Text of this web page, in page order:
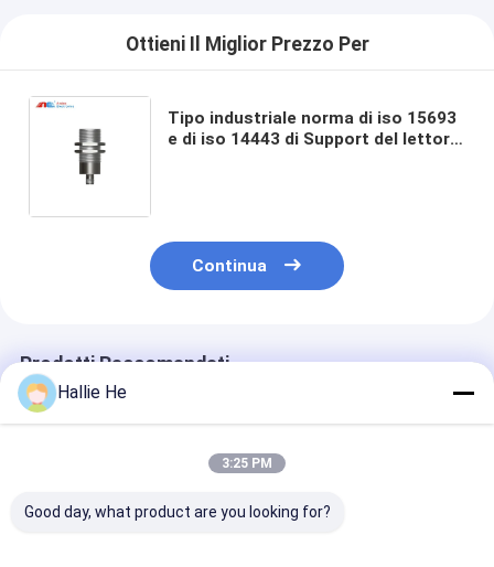
Ottieni Il Miglior Prezzo Per
Tipo industriale norma di iso 15693
e di iso 14443 di Support del lettore
Continua
Prodotti Raccomandati
Hallie He
3:25 PM
Good day, what product are you looking for?